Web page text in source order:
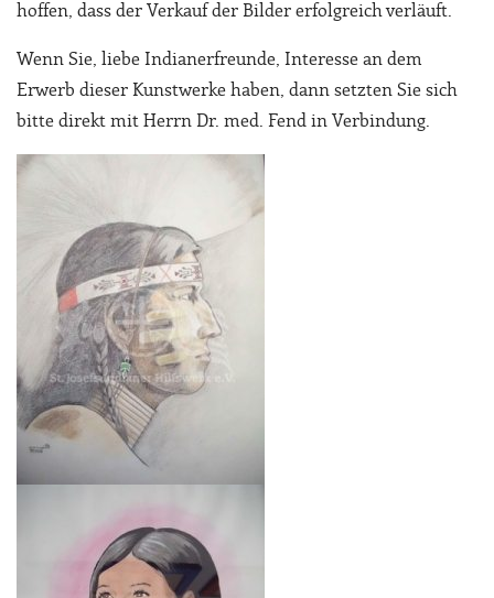
hoffen, dass der Verkauf der Bilder erfolgreich verläuft.
Wenn Sie, liebe Indianerfreunde, Interesse an dem
Erwerb dieser Kunstwerke haben, dann setzten Sie sich
bitte direkt mit Herrn Dr. med. Fend in Verbindung.